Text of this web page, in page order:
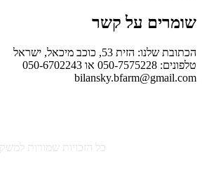
על קשר
53, כוכב מיכאל, ישראל
כל הזכויות שמורות למשק בילנסקי 2026